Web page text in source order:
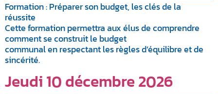
Formation : Préparer son budget, les clés de la
réussite
Cette formation permettra aux élus de comprendre
comment se construit le budget
communal en respectant les règles d’équilibre et de
sincérité.
Jeudi 10 décembre 2026